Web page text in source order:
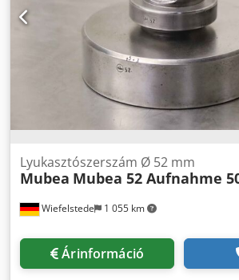
Wiefelstede 1 055 km
Lyukasztószerszám Ø 52 mm
Mubea Mubea 52 Aufnahme
Árinformáció